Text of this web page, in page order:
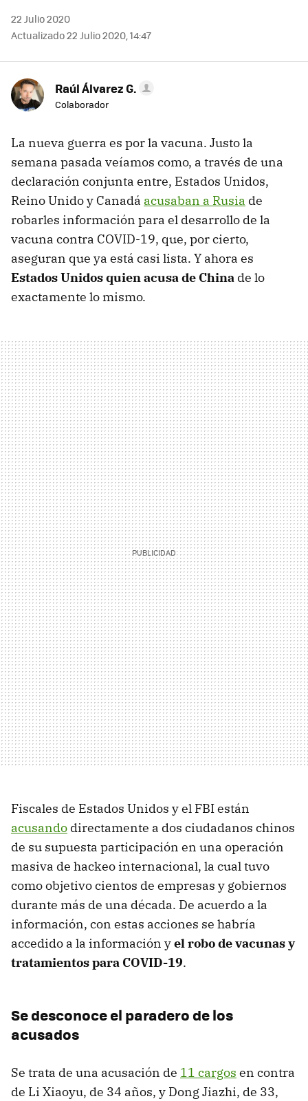
22 Julio 2020
Actualizado 22 Julio 2020, 14:47
Raúl Álvarez G.
Colaborador
La nueva guerra es por la vacuna. Justo la
semana pasada veíamos como, a través de una
declaración conjunta entre, Estados Unidos,
Reino Unido y Canadá acusaban a Rusia de
robarles información para el desarrollo de la
vacuna contra COVID-19, que, por cierto,
aseguran que ya está casi lista. Y ahora es
Estados Unidos quien acusa de China de lo
exactamente lo mismo.
Fiscales de Estados Unidos y el FBI están
acusando directamente a dos ciudadanos chinos
de su supuesta participación en una operación
masiva de hackeo internacional, la cual tuvo
como objetivo cientos de empresas y gobiernos
durante más de una década. De acuerdo a la
información, con estas acciones se habría
accedido a la información yel robo de vacunas y
tratamientos para COVID-19.
Se desconoce el paradero de los
acusados
Se trata de una acusación de 11 cargos en contra
de Li Xiaoyu, de 34 años, y Dong Jiazhi, de 33,